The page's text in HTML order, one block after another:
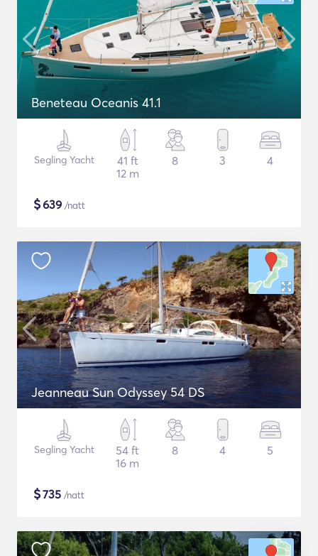
Beneteau Oceanis 41.1
Segling Yacht
41 ft
12 m
8 3 4
$639 /natt
Jeanneau Sun Odyssey 54 DS
Segling Yacht
54 ft
16 m
8 4 5
$735 /natt